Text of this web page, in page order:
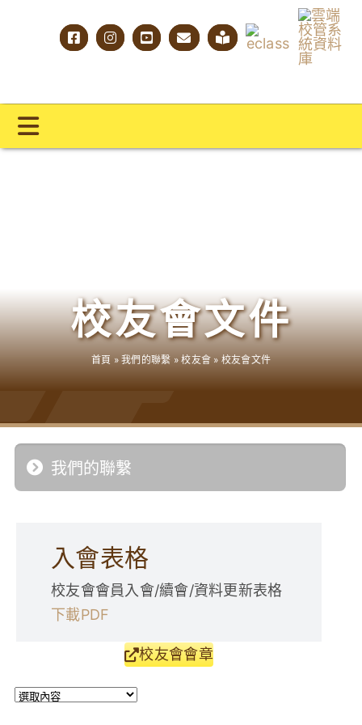
Toggle
明才人成長階梯
教師專業社群
學生成就與學校活動
我們的聯繫
入學資訊
校友會文件
首頁 »我們的聯繫 »校友會 » 校友會文件
我們的聯繫
入會表格
校友會會員入會/續會/資料更新表格
下載PDF
校友會會章